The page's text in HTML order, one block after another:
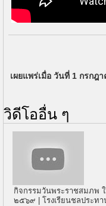
เผยแพร่เมื่อ วันที่ 1 กรกฎ
วิดีโออื่น ๆ
กิจกรรมวันพระราชสมภพ
๒๕๖๙ | โรงเรียนชลประทา